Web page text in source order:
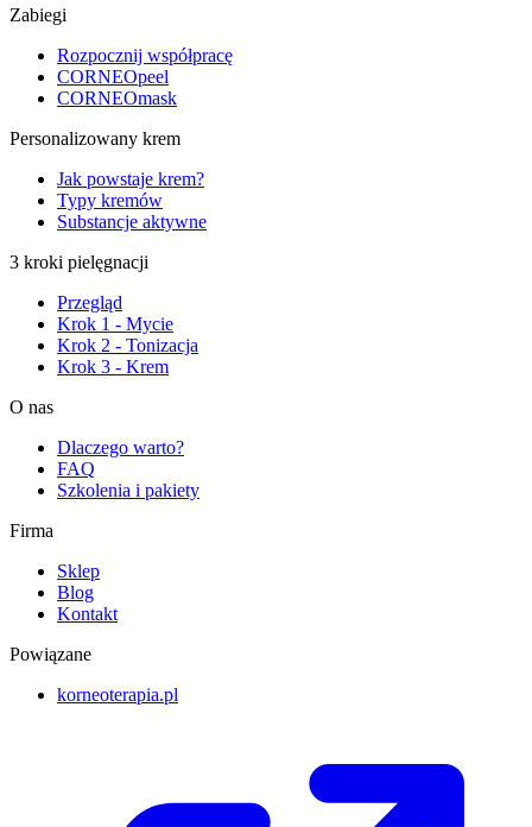
Zabiegi
Rozpocznij współpracę
CORNEOpeel
CORNEOmask
Personalizowany krem
Jak powstaje krem?
Typy kremów
Substancje aktywne
3 kroki pielęgnacji
Przegląd
Krok 1 - Mycie
Krok 2 - Tonizacja
Krok 3 - Krem
O nas
Dlaczego warto?
FAQ
Szkolenia i pakiety
Firma
Sklep
Blog
Kontakt
Powiązane
korneoterapia.pl